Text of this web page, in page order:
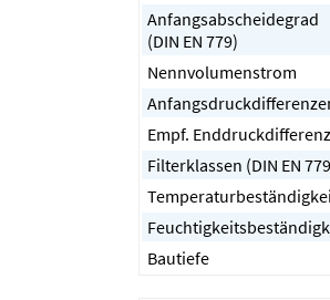
Anfangsabscheidegrad
(DIN EN 779)
Nennvolumenstrom
Empf. Enddruckdifferenz
Filterklassen (DIN EN
Bautiefe